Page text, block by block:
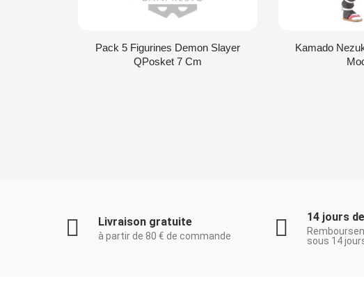
Pack 5 Figurines Demon Slayer
QPosket 7 Cm
Kamado
Livraison gratuite
à partir de 80 € de commande
14 jours
sous 14